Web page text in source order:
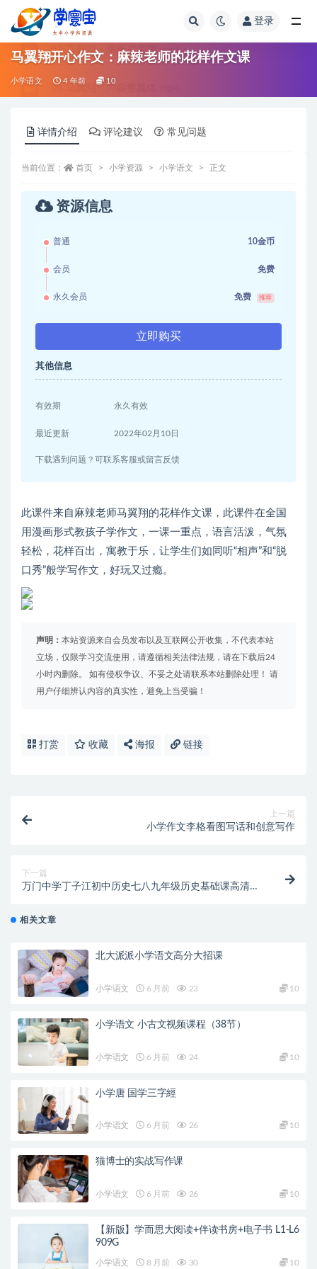
登录
马翼翔开心作文：麻辣老师的花样作文课
小学语文 4 年前 10
详情介绍 评论建议 常见问题
当前位置： 首页 小学资源 小学语文 正文
资源信息
普通 10金币
会员 免费
永久会员 免费 推荐
立即购买
其他信息
有效期 永久有效
最近更新 2022年02月10日
下载遇到问题？可联系客服或留言反馈
此课件来自麻辣老师马翼翔的花样作文课，此课件在全国
用漫画形式教孩子学作文，一课一重点，语言活泼，气氛
轻松，花样百出，寓教于乐，让学生们如同听“相声”和“脱
口秀”般学写作文，好玩又过瘾。
声明： 本站资源来自会员发布以及互联网公开收集，不代表本站
立场，仅限学习交流使用，请遵循相关法律法规，请在下载后24
小时内删除。 如有侵权争议、不妥之处请联系本站删除处理！ 请
用户仔细辨认内容的真实性，避免上当受骗！
打赏 收藏 海报 链接
上一篇
小学作文李格看图写话和创意写作
下一篇
万门中学丁子江初中历史七八九年级历史基础课高清视
相关文章
北大派派小学语文高分大招课
小学语文 6 月前 23 10
小学语文 小古文视频课程（38节）
小学语文 6 月前 24 10
小学唐 国学三字經
小学语文 6 月前 26 10
猫博士的实战写作课
小学语文 6 月前 26 10
【新版】学而思大阅读+伴读书房+电子书 L1-L6
909G
小学语文 8 月前 30 10
全部